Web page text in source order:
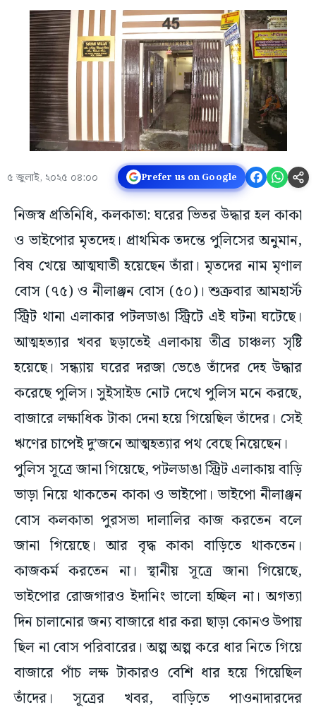
৫ জুলাই, ২০২৫ ০৪:০০ Prefer us on Google
নিজস্ব প্রতিনিধি, কলকাতা: ঘরের ভিতর উদ্ধার হল কাকা
ও ভাইপোর মৃতদেহ। প্রাথমিক তদন্তে পুলিসের অনুমান,
বিষ খেয়ে আত্মঘাতী হয়েছেন তাঁরা। মৃতদের নাম মৃণাল
বোস (৭৫) ও নীলাঞ্জন বোস (৫০)। শুক্রবার আমহার্স্ট
স্ট্রিট থানা এলাকার পটলডাঙা স্ট্রিটে এই ঘটনা ঘটেছে।
আত্মহত্যার খবর ছড়াতেই এলাকায় তীব্র চাঞ্চল্য সৃষ্টি
হয়েছে। সন্ধ্যায় ঘরের দরজা ভেঙে তাঁদের দেহ উদ্ধার
করেছে পুলিস। সুইসাইড নোট দেখে পুলিস মনে করছে,
বাজারে লক্ষাধিক টাকা দেনা হয়ে গিয়েছিল তাঁদের। সেই
ঋণের চাপেই দু’জনে আত্মহত্যার পথ বেছে নিয়েছেন।
পুলিস সূত্রে জানা গিয়েছে, পটলডাঙা স্ট্রিট এলাকায় বাড়ি
ভাড়া নিয়ে থাকতেন কাকা ও ভাইপো। ভাইপো নীলাঞ্জন
বোস কলকাতা পুরসভা দালালির কাজ করতেন বলে
জানা গিয়েছে। আর বৃদ্ধ কাকা বাড়িতে থাকতেন।
কাজকর্ম করতেন না। স্থানীয় সূত্রে জানা গিয়েছে,
ভাইপোর রোজগারও ইদানিং ভালো হচ্ছিল না। অগত্যা
দিন চালানোর জন্য বাজারে ধার করা ছাড়া কোনও উপায়
ছিল না বোস পরিবারের। অল্প অল্প করে ধার নিতে গিয়ে
বাজারে পাঁচ লক্ষ টাকারও বেশি ধার হয়ে গিয়েছিল
তাঁদের। সূত্রের খবর, বাড়িতে পাওনাদারদের